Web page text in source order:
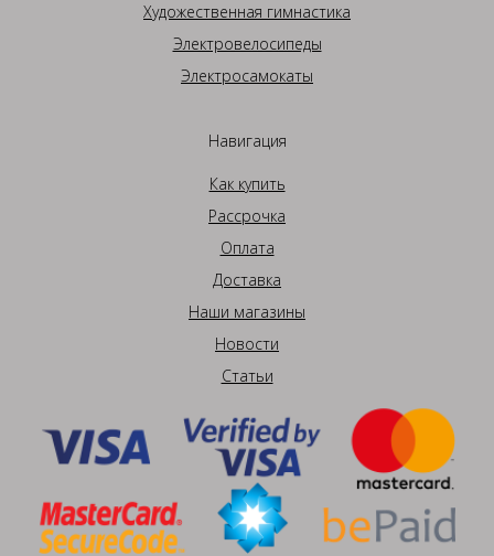
Художественная гимнастика
Электровелосипеды
Электросамокаты
Навигация
Как купить
Рассрочка
Оплата
Доставка
Наши магазины
Новости
Статьи